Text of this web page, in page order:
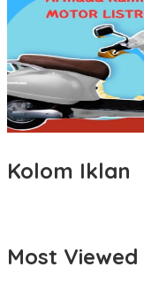
Kolom Iklan
Most Viewed